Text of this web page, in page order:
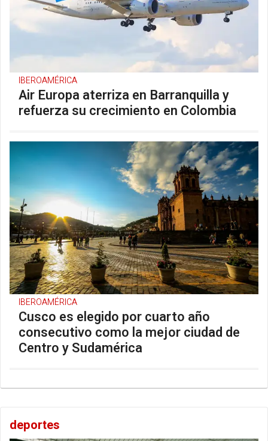
IBEROAMÉRICA
Air Europa aterriza en Barranquilla y
refuerza su crecimiento en Colombia
IBEROAMÉRICA
Cusco es elegido por cuarto año
consecutivo como la mejor ciudad de
Centro y Sudamérica
deportes